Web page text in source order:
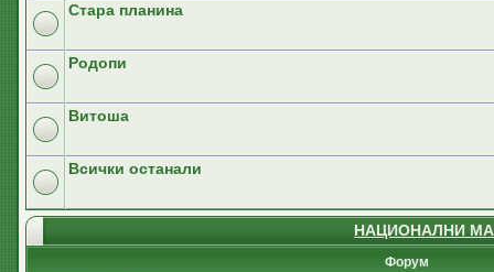
Стара планина
Родопи
Витоша
Всички останали
НАЦИОНАЛНИ
Форум